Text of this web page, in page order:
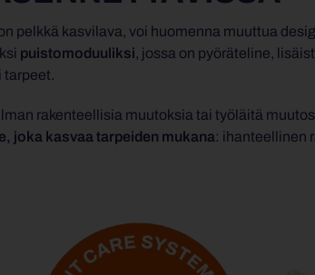
pelkkä kasvilava, voi huomenna muuttua
puistomoduuliksi, jossa on pyöräteline,
tarpeet.
rakenteellisia muutoksia tai työläitä
joka kasvaa tarpeiden mukana: ihanteellinen